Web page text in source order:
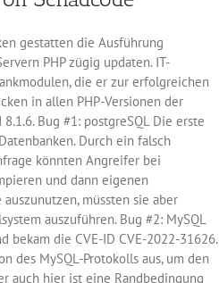
gestatten die Ausführung
PHP zügig updaten. IT-
die er zur erfolgreichen
in allen PHP-Versionen der
Bug #1: postgreSQL Die erste
Durch ein falsch
könnten Angreifer bei
und dann eigenen
müssten sie aber
auszuführen. Bug #2: MySQL
bekam die CVE-ID CVE-2022-31626.
des MySQL-Protokolls aus, um den
auch hier ist eine Randbedingung